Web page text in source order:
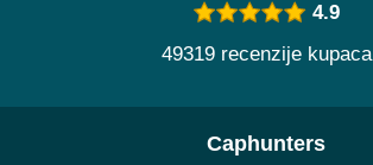
4.9
49319 recenzije kupaca
Caphunters